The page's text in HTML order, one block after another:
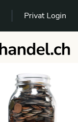
Privat Login